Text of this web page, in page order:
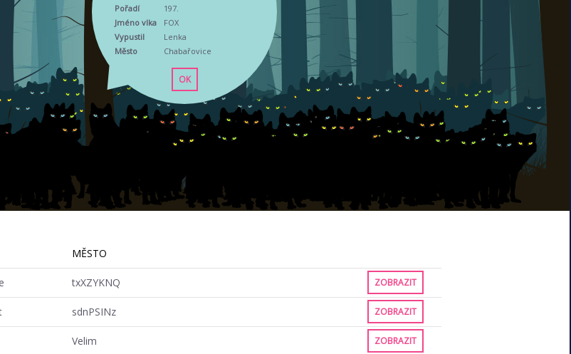
Pořadí
197.
Jméno vlka
FOX
Vypustil
Lenka
Město
Chabařovice
OK
MĚSTO
txXZYKNQ ZOBRAZIT
sdnPSINz ZOBRAZIT
Velim ZOBRAZIT